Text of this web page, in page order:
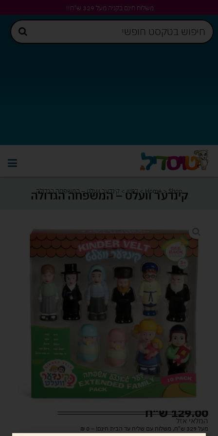
משלוח חינם בקניה מעל 329 ש"ח!!
Home>Shop
>דמיון> קינדער וועלט – המשפחה הגדולה
קינדער וועלט – המשפחה הגדולה
129.00ש"ח
המלאי אזל
מעל 329 ש"ח, משלוח עם שליח עד הבית חינם! – 0 ₪